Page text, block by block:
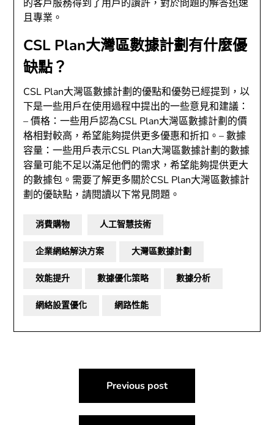
的客戶服務得到了用戶的讚許，對於問題的解答迅速
且專業。
CSL Plan大灣區數據計劃有什麼優
缺點？
CSL Plan大灣區數據計劃的優點和優勢已經提到，以
下是一些用戶在使用過程中提出的一些意見和建議：
– 價格：一些用戶認為CSL Plan大灣區數據計劃的價
格相對較高，希望能夠提供更多優惠和折扣。– 數據
容量：一些用戶表示CSL Plan大灣區數據計劃的數據
容量可能不足以滿足他們的需求，希望能夠提供更大
的數據包。需要了解更多關於CSL Plan大灣區數據計
劃的優缺點，請閱讀以下常見問題。
消費購物 人工智慧技術
企業網絡解決方案 大灣區數據計劃
效能提升 數據優化策略 數據分析
網絡設置優化 網路性能
Previous post